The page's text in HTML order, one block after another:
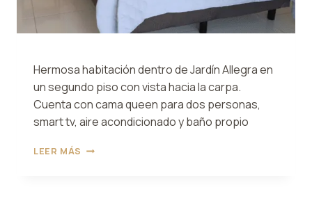
Hermosa habitación dentro de Jardín Allegra en
un segundo piso con vista hacia la carpa.
Cuenta con cama queen para dos personas,
smart tv, aire acondicionado y baño propio
LEER MÁS HABITACIÓN